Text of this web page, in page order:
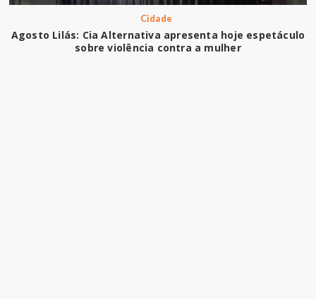
Cidade
Agosto Lilás: Cia Alternativa apresenta hoje espetáculo
sobre violência contra a mulher